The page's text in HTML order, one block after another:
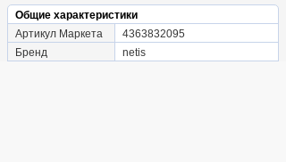
Общие характеристики
Артикул Маркета
4363832095
Бренд
netis